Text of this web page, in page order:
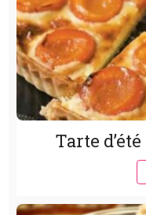
Tarte